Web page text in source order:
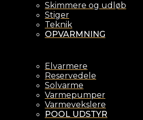
Skimmere og udløb
Stiger
Teknik
OPVARMNING
Elvarmere
Reservedele
Solvarme
Varmepumper
Varmevekslere
POOL UDSTYR